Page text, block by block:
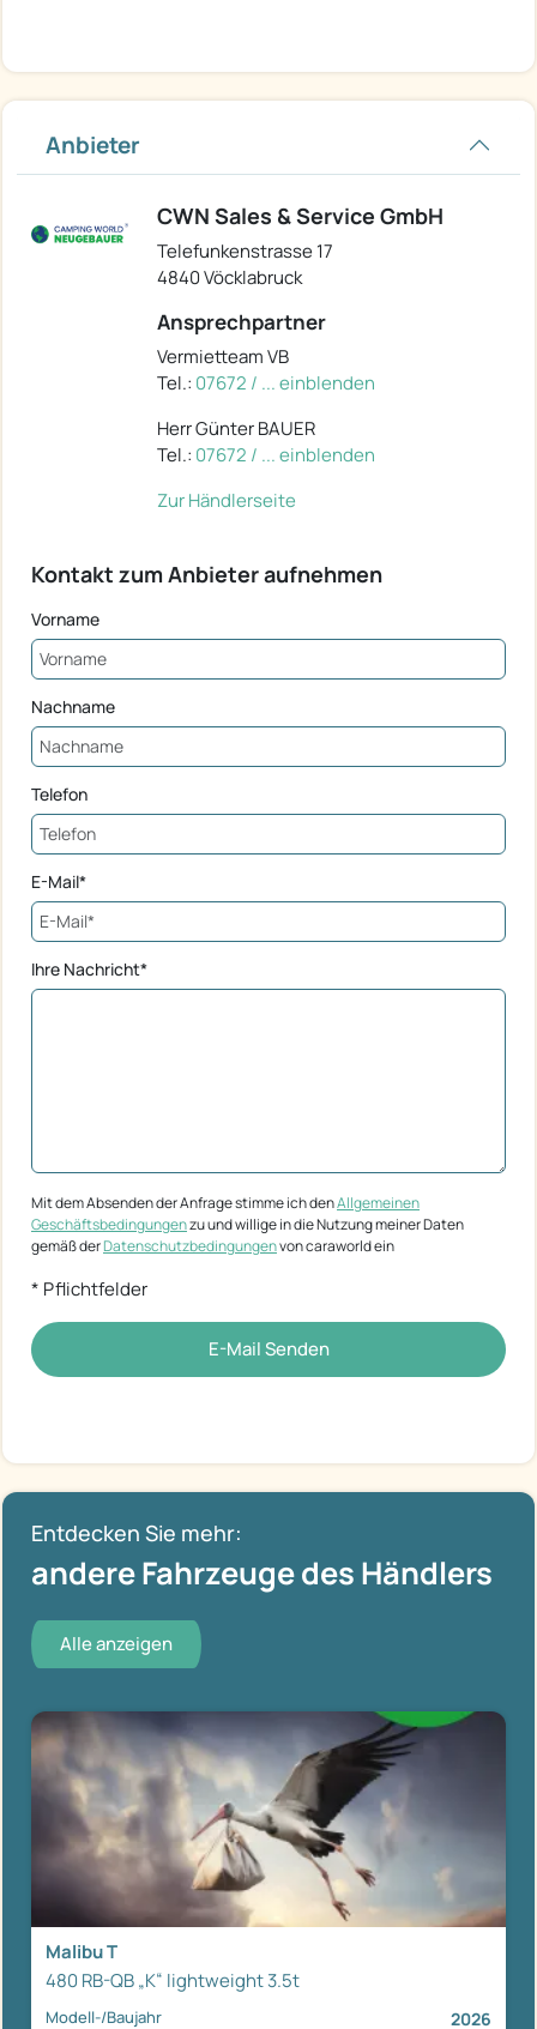
Anbieter
CWN Sales & Service GmbH
Telefunkenstrasse 17
4840 Vöcklabruck
Ansprechpartner
Vermietteam VB
Tel.: 07672 / ... einblenden
Herr Günter BAUER
Tel.: 07672 / ... einblenden
Zur Händlerseite
Kontakt zum Anbieter aufnehmen
Vorname
Nachname
Telefon
E-Mail*
Ihre Nachricht*
Mit dem Absenden der Anfrage stimme ich denAllgemeinen
Geschäftsbedingungenzu und willige in die Nutzung meiner Daten
gemäß derDatenschutzbedingungenvon caraworld ein
* Pflichtfelder
E-Mail Senden
Entdecken Sie mehr:
andere Fahrzeuge des Händlers
Alle anzeigen
Malibu T
480 RB-QB „K“ lightweight 3.5t
Modell-/Baujahr 2026